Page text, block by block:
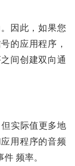
因此，如果您
的应用程序，
间创建双向通
实际值更多地
用程序的音频
频率。